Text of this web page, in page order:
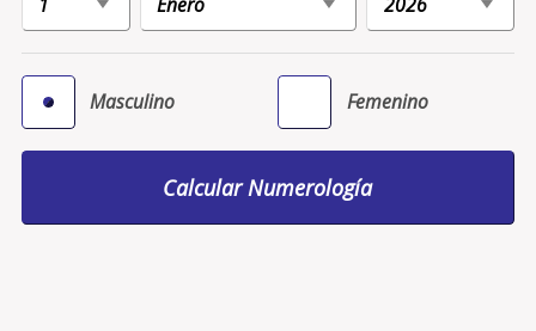
Masculino Femenino